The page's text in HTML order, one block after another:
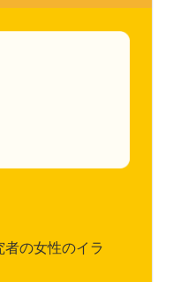
の女性のイラ